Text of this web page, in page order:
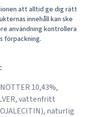
att alltid ge dig rätt
innehåll kan ske
användning kontrollera
förpackning.
10,43%,
vattenfritt
naturlig